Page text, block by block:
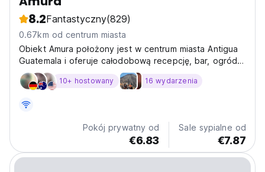
8.2Fantastyczny(829)
0.67km od centrum miasta
Obiekt Amura położony jest w centrum miasta Antigua
Guatemala i oferuje całodobową recepcję, bar, ogród
oraz taras z widokiem na ogród i świeże powietrze. Na
terenie całego obiektu, w tym w pokojach, można
obiekt...
10+ hostowany 16 wydarzenia
Pokój prywatny od
€6.83
Sale sypialne od
€7.87